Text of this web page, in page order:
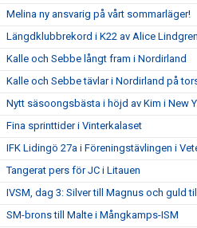
Melina ny ansvarig på vårt sommarläger!
Längdklubbrekord i K22 av Alice Lindgren
Kalle och Sebbe långt fram i Nordirland
Kalle och Sebbe tävlar i Nordirland på
Nytt säsoongsbästa i höjd av Kim i New
Fina sprinttider i Vinterkalaset
IFK Lidingö 27a i Föreningstävlingen i
Tangerat pers för JC i Litauen
IVSM, dag 3: Silver till Magnus och guld
SM-brons till Malte i Mångkamps-ISM